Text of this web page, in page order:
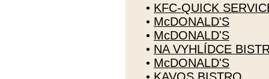
• KFC-QUICK
• McDONALD'S
• McDONALD'S
• NA VYHLÍDCE
• McDONALD'S